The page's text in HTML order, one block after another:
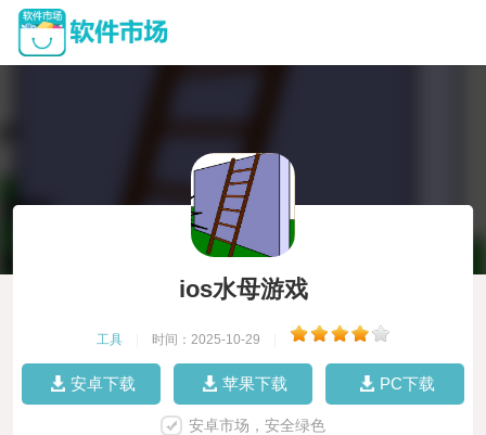
ios水母游戏
工具 时间：2025-10-29
安卓下载 苹果下载 PC下载
安卓市场，安全绿色